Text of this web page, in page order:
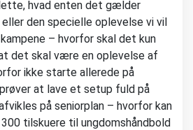
hvad enten det gælder
den specielle oplevelse vi vil
– hvorfor skal det kun
det skal være en oplevelse af
ikke starte allerede på
at lave et setup fuld på
på seniorplan – hvorfor kan
tilskuere til ungdomshåndbold